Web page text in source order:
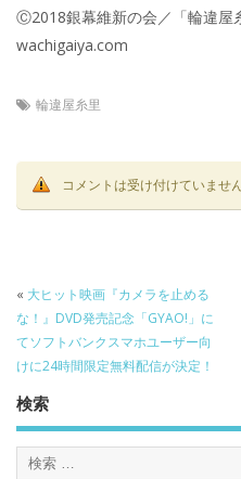
Ⓒ2018銀幕維新の会／「輪違屋
wachigaiya.com
輪違屋糸里
コメントは受け付けていませ
« 大ヒット映画『カメラを止める
な！』DVD発売記念「GYAO!」に
てソフトバンクスマホユーザー向
けに24時間限定無料配信が決定！
検索